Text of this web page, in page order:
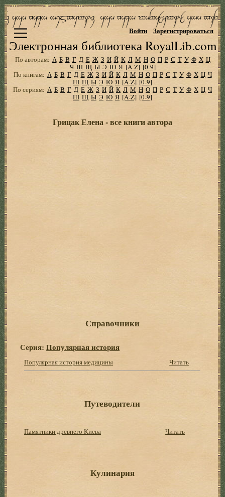
Электронная библиотека RoyalLib.com
Войти Зарегистрироваться
По авторам: А Б В Г Д Е Ж З И Й К Л М Н О П Р С Т У Ф Х Ц
Ч Ш Щ Ы Э Ю Я [A-Z] [0-9]
По книгам: А Б В Г Д Е Ж З И Й К Л М Н О П Р С Т У Ф Х Ц Ч
Ш Щ Ы Э Ю Я [A-Z] [0-9]
По сериям: А Б В Г Д Е Ж З И Й К Л М Н О П Р С Т У Ф Х Ц Ч
Ш Щ Ы Э Ю Я [A-Z] [0-9]
Грицак Елена - все книги автора
Справочники
Серия:Популярная история
Популярная история медицины Читать
Путеводители
Памятники древнего Киева Читать
Кулинария